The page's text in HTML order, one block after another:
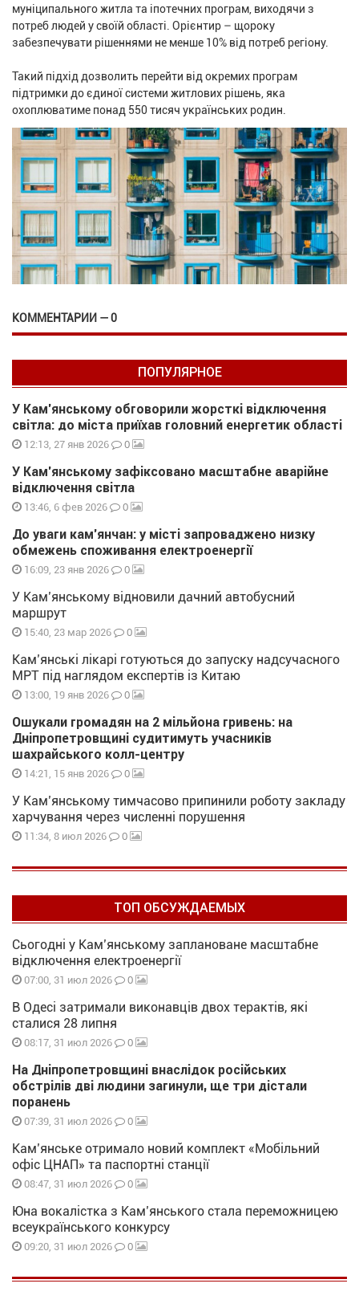
муніципального житла та іпотечних програм, виходячи з
потреб людей у своїй області. Орієнтир – щороку
забезпечувати рішеннями не менше 10% від потреб регіону.
Такий підхід дозволить перейти від окремих програм
підтримки до єдиної системи житлових рішень, яка
охоплюватиме понад 550 тисяч українських родин.
КОММЕНТАРИИ — 0
ПОПУЛЯРНОЕ
У Кам’янському обговорили жорсткі відключення
світла: до міста приїхав головний енергетик області
12:13, 27 янв 2026 0
У Кам’янському зафіксовано масштабне аварійне
відключення світла
13:46, 6 фев 2026 0
До уваги кам’янчан: у місті запроваджено низку
обмежень споживання електроенергії
16:09, 23 янв 2026 0
У Кам’янському відновили дачний автобусний
маршрут
15:40, 23 мар 2026 0
Кам’янські лікарі готуються до запуску надсучасного
МРТ під наглядом експертів із Китаю
13:00, 19 янв 2026 0
Ошукали громадян на 2 мільйона гривень: на
Дніпропетровщині судитимуть учасників
шахрайського колл-центру
14:21, 15 янв 2026 0
У Кам’янському тимчасово припинили роботу закладу
харчування через численні порушення
11:34, 8 июл 2026 0
ТОП ОБСУЖДАЕМЫХ
Сьогодні у Кам’янському заплановане масштабне
відключення електроенергії
07:00, 31 июл 2026 0
В Одесі затримали виконавців двох терактів, які
сталися 28 липня
08:17, 31 июл 2026 0
На Дніпропетровщині внаслідок російських
обстрілів дві людини загинули, ще три дістали
поранень
07:39, 31 июл 2026 0
Кам’янське отримало новий комплект «Мобільний
офіс ЦНАП» та паспортні станції
08:47, 31 июл 2026 0
Юна вокалістка з Кам’янського стала переможницею
всеукраїнського конкурсу
09:20, 31 июл 2026 0